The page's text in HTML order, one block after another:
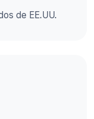
de EE.UU.